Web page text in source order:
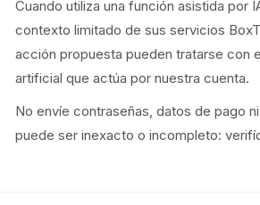
Cuando utiliza una función asistida por
contexto limitado de sus servicios
acción propuesta pueden tratarse con
artificial que actúa por nuestra cuenta.
No envíe contraseñas, datos de pago
puede ser inexacto o incompleto: